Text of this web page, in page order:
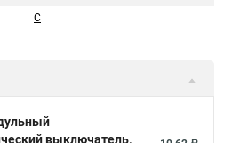
C
выключатель,